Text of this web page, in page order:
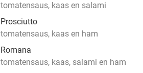
tomatensaus, kaas en salami
Prosciutto
tomatensaus, kaas en ham
Romana
tomatensaus, kaas, salami en ham